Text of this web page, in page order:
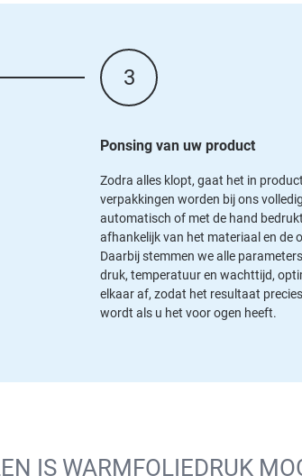
3
Ponsing van uw product
Zodra alles klopt, gaat het in
verpakkingen worden bij ons volledig
automatisch of met de hand
afhankelijk van het materiaal en de
Daarbij stemmen we alle
druk, temperatuur en wachttijd,
elkaar af, zodat het resultaat
wordt als u het voor ogen heeft.
IS WARMFOLIEDRUK